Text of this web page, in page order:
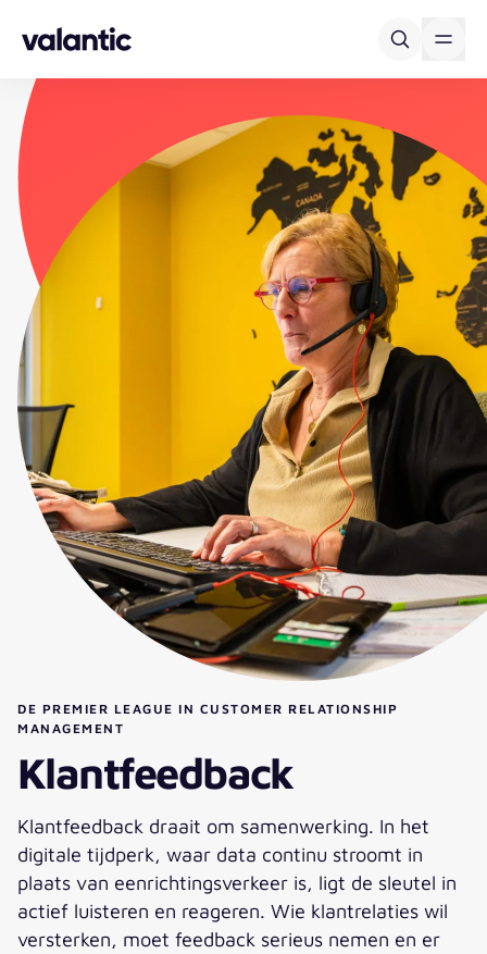
DE PREMIER LEAGUE IN CUSTOMER RELATIONSHIP
MANAGEMENT
Klantfeedback
Klantfeedback draait om samenwerking. In het
digitale tijdperk, waar data continu stroomt in
plaats van eenrichtingsverkeer is, ligt de sleutel in
actief luisteren en reageren. Wie klantrelaties wil
versterken, moet feedback serieus nemen en er